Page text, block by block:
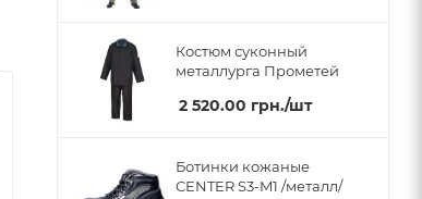
Костюм суконный
металлурга Прометей
2 520.00 грн./шт
Ботинки кожаные
CENTER S3-M1 /металл/